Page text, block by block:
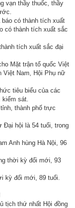
vạn thầy thuốc, thầy
có thành tích xuất
có thành tích xuất sắc
tích xuất sắc đại
Mặt trận tổ quốc Việt
Việt Nam, Hội Phụ nữ
tiêu biểu của các
kiểm sát.
thành phố trực
Đại hội là 54 tuổi, trong
Anh hùng Hà Nội, 96
thời kỳ đổi mới, 93
kỳ đổi mới, 89 tuổi.
tịch thứ nhất Hội đồng